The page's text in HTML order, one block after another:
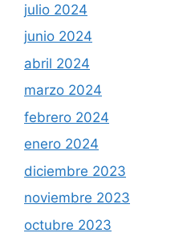
julio 2024
junio 2024
abril 2024
marzo 2024
febrero 2024
enero 2024
diciembre 2023
noviembre 2023
octubre 2023